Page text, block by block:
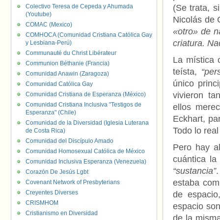
(Se trata,
Nicolás de
«otro» de
criatura.
La mística
teísta,
único
vivieron
ellos
Eckhart,
Todo lo
Pero hay
cuántica
“sustancia”
estaba
de
espacio
de la
Colectivo Teresa de Cepeda y Ahumada
(Youtube)
COMAC (Mexico)
COMHOCA (Comunidad Cristiana Católica Gay
y Lesbiana-Perú)
Communauté du Christ Libérateur
Communion Béthanie (Francia)
Comunidad Anawin (Zaragoza)
Comunidad Católica Gay
Comunidad Cristiana de Esperanza (México)
Comunidad Cristiana Inclusiva "Testigos de
Esperanza" (Chile)
Comunidad de la Diversidad (Iglesia Luterana
de Costa Rica)
Comunidad del Discípulo Amado
Comunidad Homosexual Católica de México
Comunidad Inclusiva Esperanza (Venezuela)
Corazón De Jesús Lgbt
Covenant Network of Presbyterians
Creyentes Diverses
CRISMHOM
Cristianismo en Diversidad